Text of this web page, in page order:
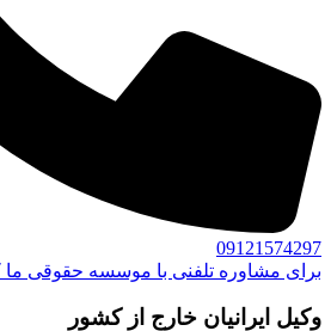
09121574297
برای مشاوره تلفنی با موسسه حقوقی ما
وکیل ایرانیان خارج از کشور